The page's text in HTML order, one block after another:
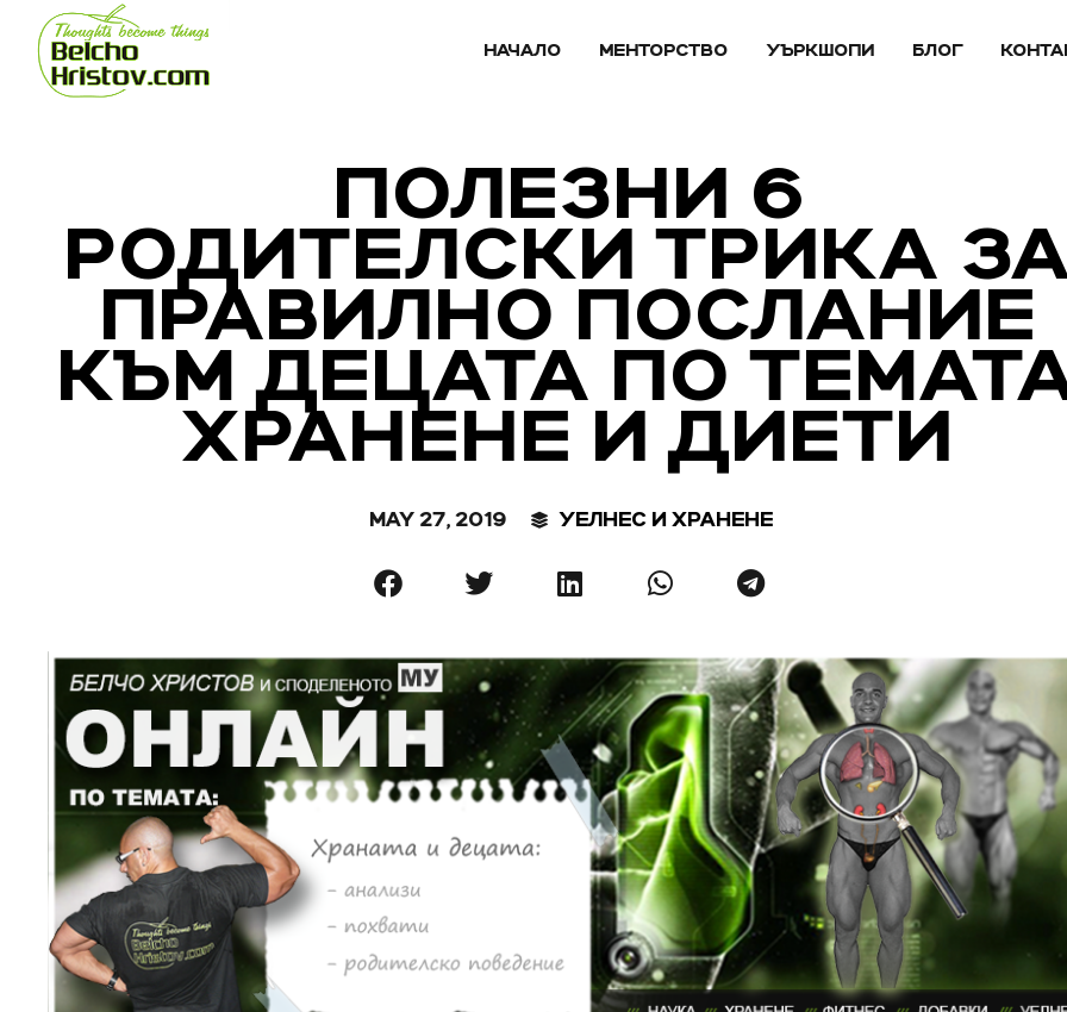
НАЧАЛО МЕНТОРСТВО УЪРКШОПИ БЛОГ
ПОЛЕЗНИ 6
РОДИТЕЛСКИ ТРИКА
ПРАВИЛНО ПОСЛАНИЕ
КЪМ ДЕЦАТА ПО
ХРАНЕНЕ И ДИЕТИ
MAY 27, 2019 УЕЛНЕС И ХРАНЕНЕ